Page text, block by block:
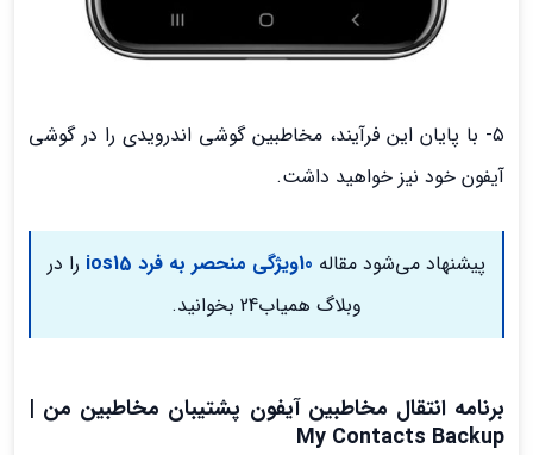
۵- با پایان این فرآیند، مخاطبین گوشی اندرویدی را در گوشی
آیفون خود نیز خواهید داشت.
پیشنهاد می‌شود مقاله 10ویژگی منحصر به فرد ios15
را در
وبلاگ همیاب24 بخوانید.
برنامه انتقال مخاطبین آیفون پشتیبان مخاطبین من |
My Contacts Backup